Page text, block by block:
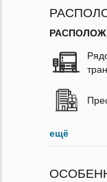
ещё